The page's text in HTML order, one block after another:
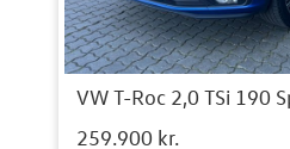
VW T-Roc 2,0 TSi 190
259.900 kr.